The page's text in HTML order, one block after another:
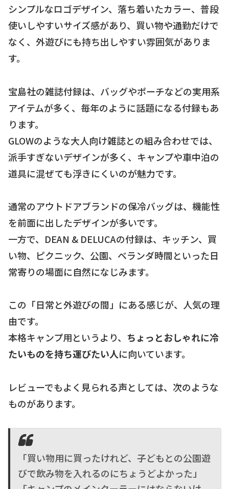
シンプルなロゴデザイン、落ち着いたカラー、普段
使いしやすいサイズ感があり、買い物や通勤だけで
なく、外遊びにも持ち出しやすい雰囲気がありま
す。
宝島社の雑誌付録は、バッグやポーチなどの実用系
アイテムが多く、毎年のように話題になる付録もあ
ります。
GLOWのような大人向け雑誌との組み合わせでは、
派手すぎないデザインが多く、キャンプや車中泊の
道具に混ぜても浮きにくいのが魅力です。
通常のアウトドアブランドの保冷バッグは、機能性
を前面に出したデザインが多いです。
一方で、DEAN & DELUCAの付録は、キッチン、買
い物、ピクニック、公園、ベランダ時間といった日
常寄りの場面に自然になじみます。
この「日常と外遊びの間」にある感じが、人気の理
由です。
本格キャンプ用というより、 ちょっとおしゃれに冷
たいものを持ち運びたい人に向いています。
レビューでもよく見られる声としては、次のような
ものがあります。
「買い物用に買ったけれど、子どもとの公園遊
びで飲み物を入れるのにちょうどよかった」